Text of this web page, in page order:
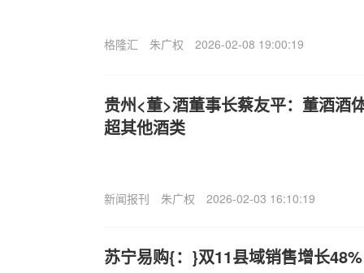
格隆汇 朱广权 2026-02-08 19:00:19
贵州<董>酒董事长蔡友平：董酒酒
超其他酒类
新闻报刊 朱广权 2026-02-03 16:10:19
苏宁易购{：}双11县域销售增长48%